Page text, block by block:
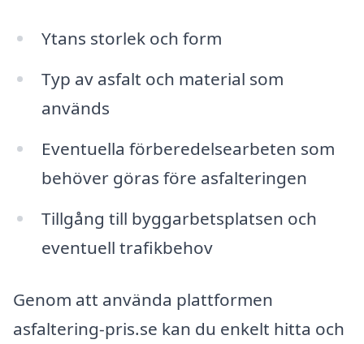
Ytans storlek och form
Typ av asfalt och material som
används
Eventuella förberedelsearbeten som
behöver göras före asfalteringen
Tillgång till byggarbetsplatsen och
eventuell trafikbehov
Genom att använda plattformen
asfaltering-pris.se kan du enkelt hitta och